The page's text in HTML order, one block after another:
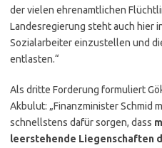
der vielen ehrenamtlichen
Landesregierung steht auch hier
Sozialarbeiter einzustellen und
entlasten.“
Als dritte Forderung formuliert
Akbulut: „Finanzminister Schmid
schnellstens dafür sorgen, dass
leerstehende Liegenschaften